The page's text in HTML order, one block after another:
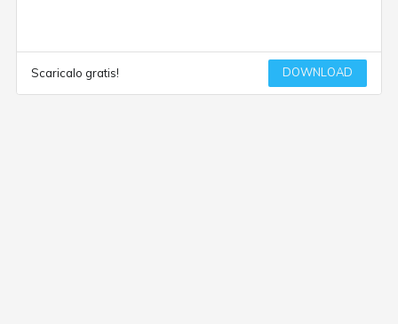
Scaricalo gratis! DOWNLOAD